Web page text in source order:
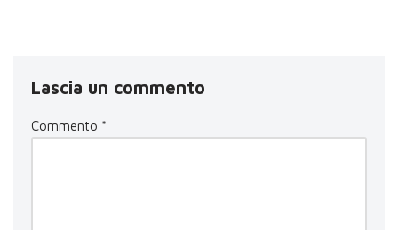
Lascia un commento
Commento *